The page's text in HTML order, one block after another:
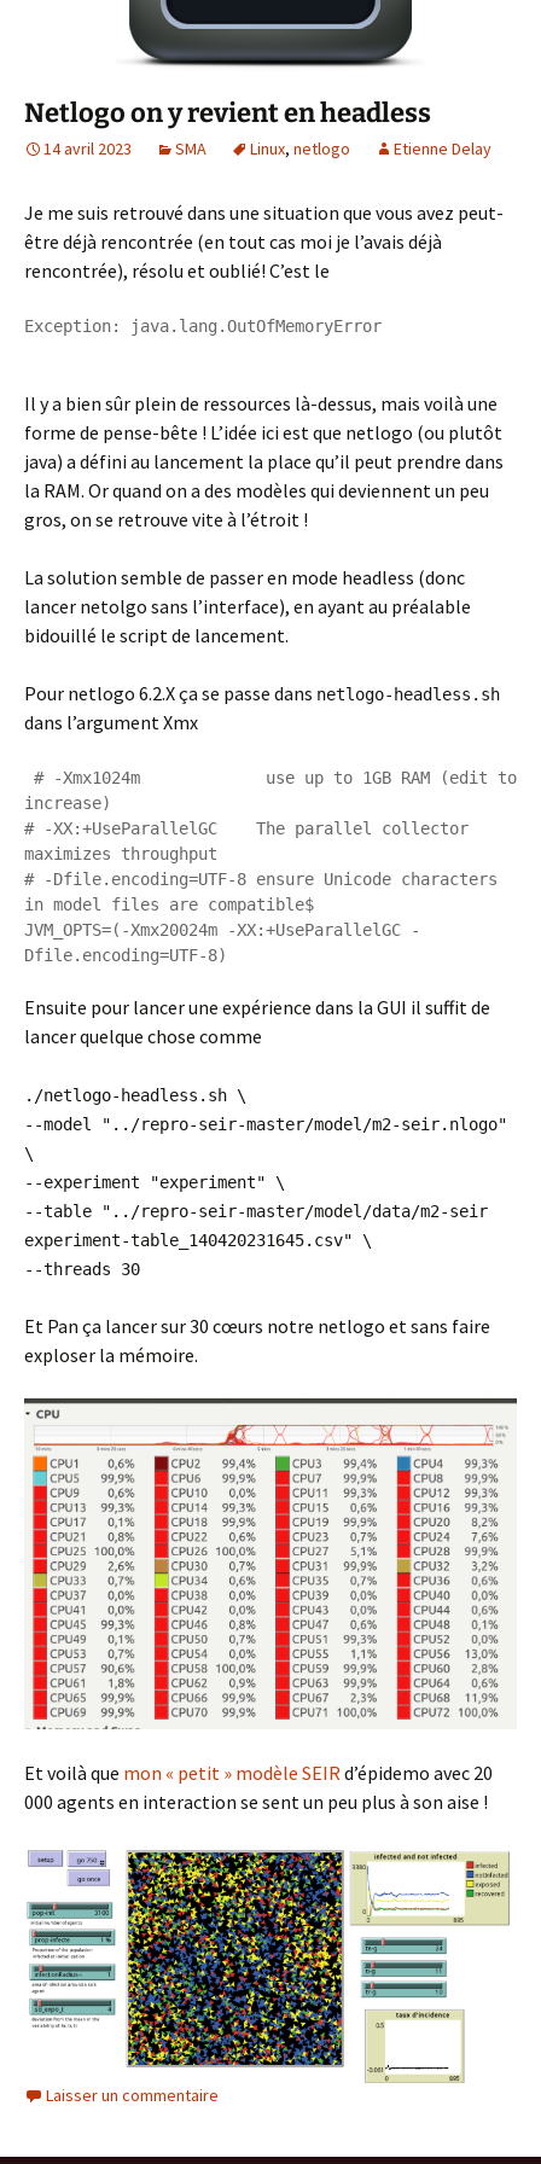
Netlogo on y revient en headless
14 avril 2023 SMA Linux, netlogo Etienne Delay
Je me suis retrouvé dans une situation que vous avez peut-
être déjà rencontrée (en tout cas moi je l’avais déjà
rencontrée), résolu et oublié! C’est le
Exception: java.lang.OutOfMemoryError
Il y a bien sûr plein de ressources là-dessus, mais voilà une
forme de pense-bête ! L’idée ici est que netlogo (ou plutôt
java) a défini au lancement la place qu’il peut prendre dans
la RAM. Or quand on a des modèles qui deviennent un peu
gros, on se retrouve vite à l’étroit !
La solution semble de passer en mode headless (donc
lancer netolgo sans l’interface), en ayant au préalable
bidouillé le script de lancement.
Pour netlogo 6.2.X ça se passe dans netlogo-headless.sh
dans l’argument Xmx
increase)
# -XX:+UseParallelGC    The parallel collector
maximizes throughput
# -Dfile.encoding=UTF-8 ensure Unicode characters
in model files are compatible$
JVM_OPTS=(-Xmx20024m -XX:+UseParallelGC -
Dfile.encoding=UTF-8)
Ensuite pour lancer une expérience dans la GUI il suffit de
lancer quelque chose comme
./netlogo-headless.sh \
--model "../repro-seir-master/model/m2-seir.nlogo"
\
--experiment "experiment" \
--table "../repro-seir-master/model/data/m2-seir
experiment-table_140420231645.csv" \
--threads 30
Et Pan ça lancer sur 30 cœurs notre netlogo et sans faire
exploser la mémoire.
Et voilà que mon « petit » modèle SEIR d’épidemo avec 20
000 agents en interaction se sent un peu plus à son aise !
Laisser un commentaire